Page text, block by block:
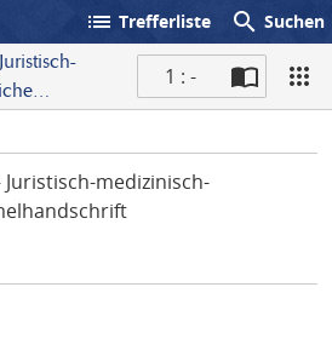
list Trefferliste search Suchen
1 : -
Juristisch-medizinisch-